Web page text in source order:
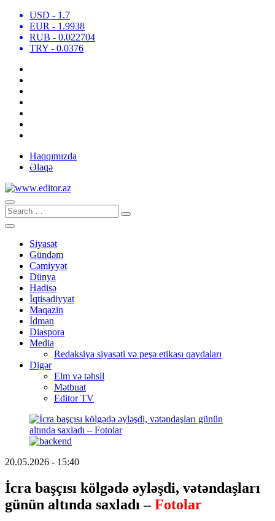
USD - 1.7
EUR - 1.9938
RUB - 0.022704
TRY - 0.0376
Haqqımızda
Əlaqə
Siyasət
Gündəm
Cəmiyyət
Dünya
Hadisə
İqtisadiyyat
Maqazin
İdman
Diaspora
Media
Redaksiya siyasəti və peşə etikası qaydaları
Digər
Elm və təhsil
Mətbuat
Editor TV
20.05.2026 - 15:40
İcra başçısı kölgədə əyləşdi, vətəndaşları
günün altında saxladı –Fotolar